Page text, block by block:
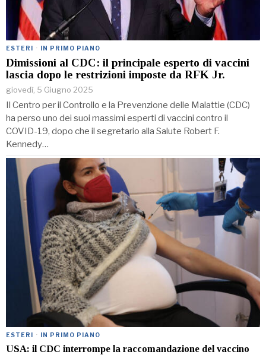
ESTERI · IN PRIMO PIANO
Dimissioni al CDC: il principale esperto di vaccini
lascia dopo le restrizioni imposte da RFK Jr.
giovedì, 5 Giugno 2025
Il Centro per il Controllo e la Prevenzione delle Malattie (CDC)
ha perso uno dei suoi massimi esperti di vaccini contro il
COVID-19, dopo che il segretario alla Salute Robert F.
Kennedy…
ESTERI · IN PRIMO PIANO
USA: il CDC interrompe la raccomandazione del vaccino